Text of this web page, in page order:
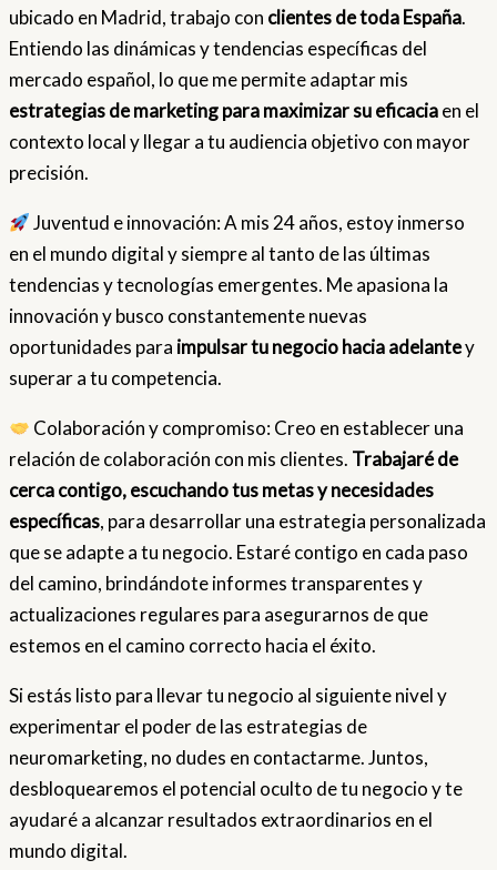
ubicado en Madrid, trabajo con clientes de toda España.
Entiendo las dinámicas y tendencias específicas del
mercado español, lo que me permite adaptar mis
estrategias de marketing para maximizar su eficaciaen el
contexto local y llegar a tu audiencia objetivo con mayor
precisión.
Juventud e innovación: A mis 24 años, estoy inmerso
en el mundo digital y siempre al tanto de las últimas
tendencias y tecnologías emergentes. Me apasiona la
innovación y busco constantemente nuevas
oportunidades para impulsar tu negocio hacia adelantey
superar a tu competencia.
Colaboración y compromiso: Creo en establecer una
relación de colaboración con mis clientes. Trabajaré de
cerca contigo, escuchando tus metas y necesidades
específicas, para desarrollar una estrategia personalizada
que se adapte a tu negocio. Estaré contigo en cada paso
del camino, brindándote informes transparentes y
actualizaciones regulares para asegurarnos de que
estemos en el camino correcto hacia el éxito.
Si estás listo para llevar tu negocio al siguiente nivel y
experimentar el poder de las estrategias de
neuromarketing, no dudes en contactarme. Juntos,
desbloquearemos el potencial oculto de tu negocio y te
ayudaré a alcanzar resultados extraordinarios en el
mundo digital.